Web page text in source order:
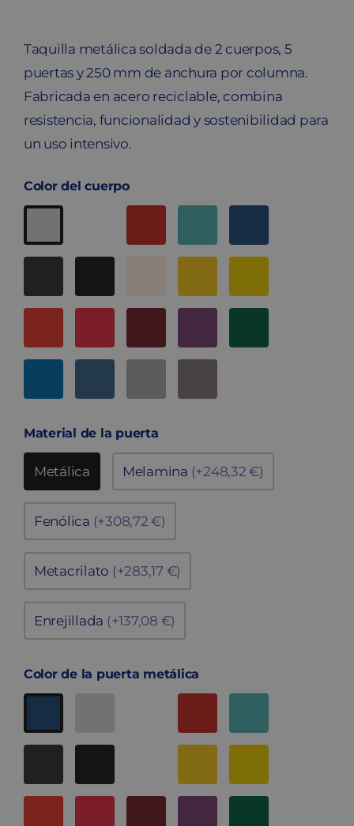
Taquilla metálica soldada de 2 cuerpos, 5
puertas y 250 mm de anchura por columna.
Fabricada en acero reciclable, combina
resistencia, funcionalidad y sostenibilidad para
un uso intensivo.
Color del cuerpo
Material de la puerta
Metálica Melamina (+248,32 €)
Fenólica (+308,72 €)
Metacrilato (+283,17 €)
Enrejillada (+137,08 €)
Color de la puerta metálica